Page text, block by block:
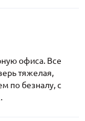
офиса. Все
тяжелая,
по безналу, с